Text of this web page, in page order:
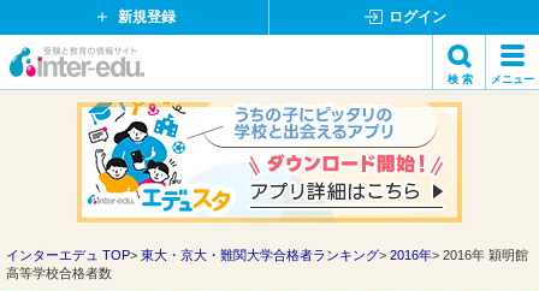
新規登録 ログイン
イ
ド
ッ
検 索 メニュー
検索
インターエデュ TOP 東大・京大・難関大学合格者ランキング 2016年
2016年 穎明館
高等学校合格者数